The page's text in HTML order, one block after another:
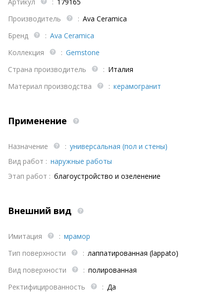
Производитель
: Ava Ceramica
Бренд
: Ava Ceramica
Коллекция
: Gemstone
Страна производитель
: Италия
Материал производства
: керамогранит
Применение
Назначение : универсальная (пол и стены)
Вид работ : наружные работы
Этап работ : благоустройство и озеленение
Внешний вид
Имитация : мрамор
Тип поверхности
: лаппатированная (lappato)
Вид поверхности
: полированная
Ректифицированность
: Да